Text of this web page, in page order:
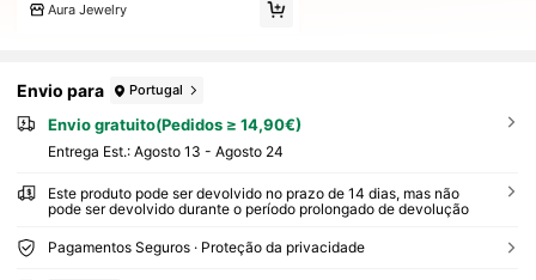
Aura Jewelry
Envio para Portugal
Envio gratuito(Pedidos ≥ 14,90€)
Entrega Est.: Agosto 13 - Agosto 24
Este produto pode ser devolvido no prazo de 14 dias, mas não
pode ser devolvido durante o período prolongado de devolução
Pagamentos Seguros · Proteção da privacidade